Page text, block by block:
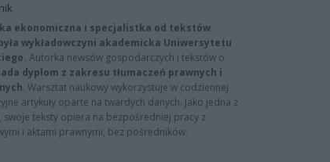
ekonomiczna i specjalistka od tekstów
wykładowczyni akademicka Uniwersytetu
Autorka newsów gospodarczych i tekstów o
dyplom z zakresu tłumaczeń prawnych i
. Warsztat naukowy wykorzystuje w codziennej
artykuły oparte na twardych danych. Jako jedna z
swoje teksty opiera na bezpośredniej pracy z
i aktami prawnymi, bez pośredników.